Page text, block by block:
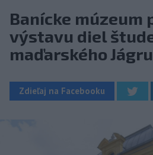
Banícke múzeum
výstavu diel
maďarského Jágru
Zdieľaj na Facebooku